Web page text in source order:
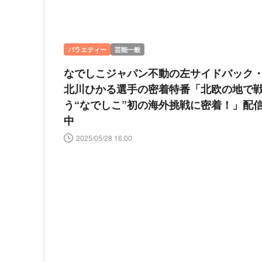
バラエティー 芸能一般
なでしこジャパン不動の左サイドバック・
北川ひかる選手の密着特番「北欧の地で
う“なでしこ”初の海外挑戦に密着！」配
中
2025/05/28 16:00